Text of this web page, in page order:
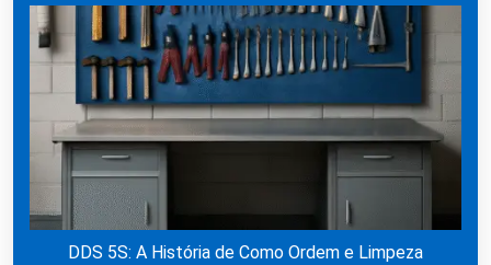
DDS 5S: A História de Como Ordem e Limpeza